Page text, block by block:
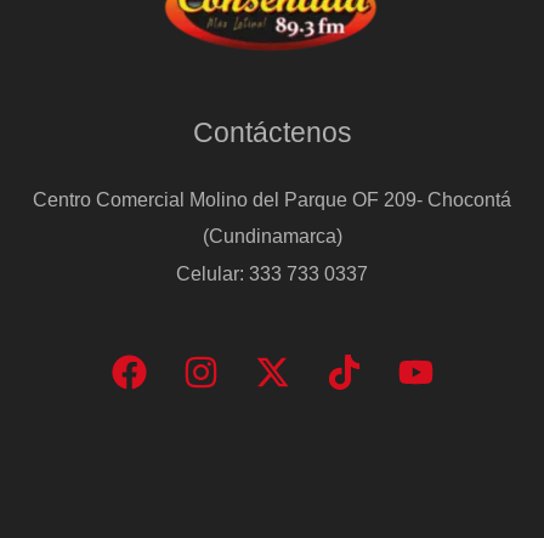
Contáctenos
Centro Comercial Molino del Parque OF 209- Chocontá
(Cundinamarca)
Celular: 333 733 0337